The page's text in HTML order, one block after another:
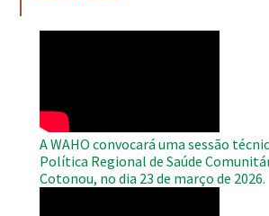
A WAHO convocará uma sessão
Política Regional de Saúde
Cotonou, no dia 23 de março de 2026.